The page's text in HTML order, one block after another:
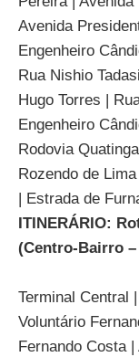
Avenida
Engenheiro
Rua Nishio
Hugo Torres |
Engenheiro
Rodovia
Rozendo de
| Estrada de
ITINERÁRIO:
(Centro-Bairro
Terminal Central
Voluntário
Fernando Costa